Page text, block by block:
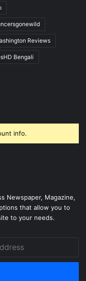
Reviews
Bengali
info.
Newspaper, Magazine,
that allow you to
to your needs.